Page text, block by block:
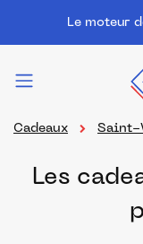
Le moteur
Cadeaux Saint-
Les